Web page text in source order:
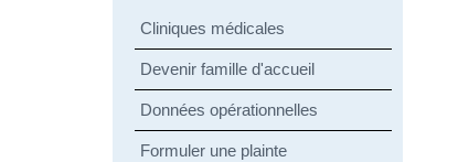
Cliniques médicales
Devenir famille d'accueil
Données opérationnelles
Formuler une plainte